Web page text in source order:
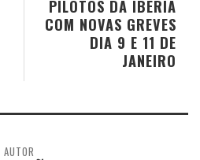
PILOTOS DA IBERIA
COM NOVAS GREVES
DIA 9 E 11 DE
JANEIRO